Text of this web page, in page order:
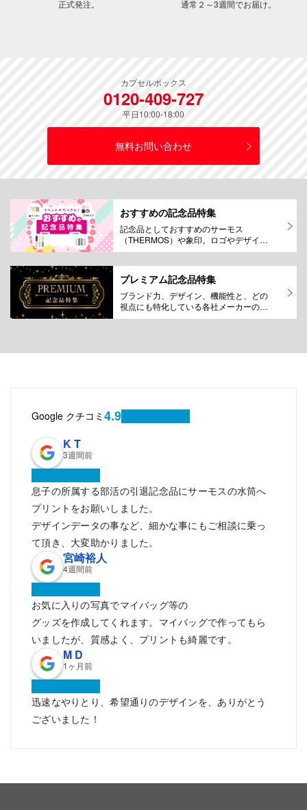
正式発注。 通常２～3週間でお届け。
カプセルボックス
0120-409-727
平日10:00-18:00
無料お問い合わせ
おすすめの記念品特集
記念品としておすすめのサーモス
（THERMOS）や象印。ロゴやデザイン
をオリジナル名入れプリントして製作！
のおすすめのマグカップや水筒もご紹
介！
プレミアム記念品特集
ブランド力、デザイン、機能性と、どの
視点にも特化している各社メーカーのタ
ンブラーや水筒をプレミアムと総称し、
Google クチコミ 4.9
K T
3週間前
息子の所属する部活の引退記念品にサーモスの水筒へ
プリントをお願いしました。
デザインデータの事など、細かな事にもご相談に乗っ
て頂き、大変助かりました。
宮崎裕人
4週間前
お気に入りの写真でマイバッグ等の
グッズを作成してくれます。マイバッグで作ってもら
いましたが、質感よく、プリントも綺麗です。
M D
1ヶ月前
迅速なやりとり、希望通りのデザインを、ありがとう
ございました！